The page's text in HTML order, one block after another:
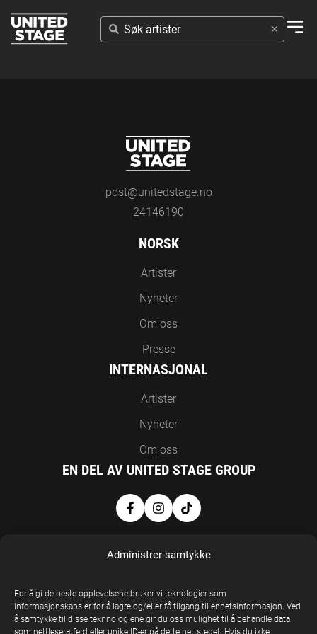
Administrer samtykke
For å gi de beste opplevelsene bruker vi teknologier som
informasjonskapsler for å lagre og/eller få tilgang til enhetsinformasjon. Ved
å samtykke til disse teknnologiene gir du oss mulighet til å behandle data
som nettleseratferd eller unike ID-er på dette nettstedet. Hvis du ikke
SØK
ARTISTER
post@unitedstage.no
24146190
NORSK
Artister
Nyheter
Om oss
Presse
INTERNASJONAL
Artister
Nyheter
Om oss
EN DEL AV UNITED STAGE GROUP
United Stage